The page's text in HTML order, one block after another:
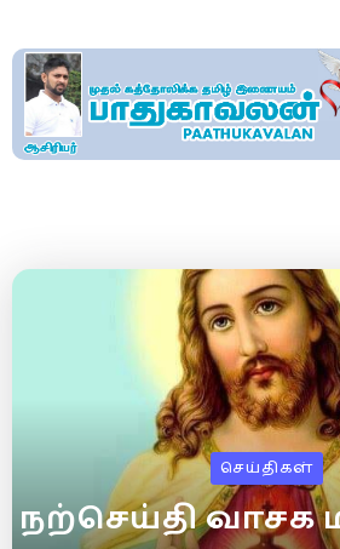
செய்திகள்
நற்செய்தி வாசக